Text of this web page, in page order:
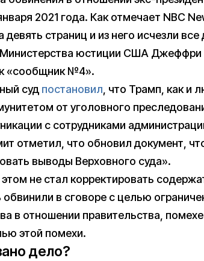
2021 года. Как отмечает NBC
девять страниц и из него исчезли
юстиции США Джеффри
«сообщник №4».
суд постановил, что Трамп, как и
от уголовного
с сотрудниками
отметил, что обновил документ,
выводы Верховного суда».
не стал корректировать
в сговоре с целью
в отношении правительства,
этой помехи.
дело?